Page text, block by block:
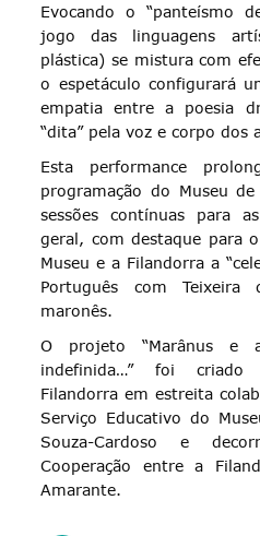
Evocando o “panteísmo
jogo das linguagens
plástica) se mistura com
o espetáculo configurará
empatia entre a poesia
“dita” pela voz e corpo dos
Esta performance
programação do Museu
sessões contínuas para
geral, com destaque para
Museu e a Filandorra a
Português com Teixeira
maronês.
O projeto “Marânus e
indefinida…” foi criado
Filandorra em estreita
Serviço Educativo do
Souza-Cardoso e
Cooperação entre a
Amarante.